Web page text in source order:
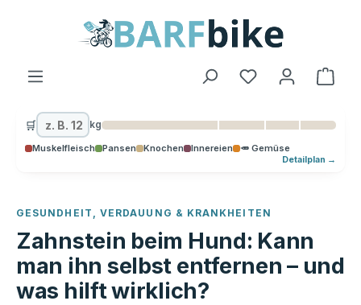
🛒 kg
Muskelfleisch Pansen Knochen Innereien 🥕 Gemüse
Detailplan →
GESUNDHEIT, VERDAUUNG & KRANKHEITEN
Zahnstein beim Hund: Kann
man ihn selbst entfernen – und
was hilft wirklich?